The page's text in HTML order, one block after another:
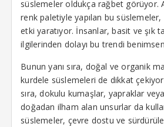
süslemeler oldukça rağbet görüyor.
renk paletiyle yapılan bu
etki yaratıyor. İnsanlar, basit ve şık
ilgilerinden dolayı bu trendi
Bunun yanı sıra, doğal ve organik
kurdele süslemeleri de dikkat
sıra, dokulu kumaşlar, yapraklar
doğadan ilham alan unsurlar da
süslemeler, çevre dostu ve